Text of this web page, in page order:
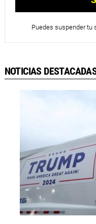
Puedes suspender tu
NOTICIAS